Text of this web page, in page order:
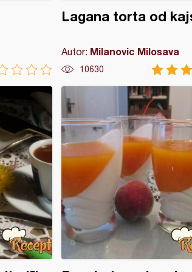
Lagana torta od
Autor: Milanovic Milosava
10630